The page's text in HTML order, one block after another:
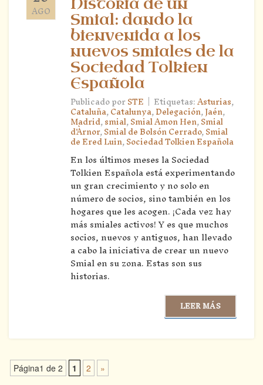
AGO
Historia de un
Smial: dando la
bienvenida a los
nuevos smiales de la
Sociedad Tolkien
Española
Publicado porSTE | Etiquetas:Asturias,
Cataluña,Catalunya,Delegación,Jaén,
Madrid,smial,Smial Amon Hen,Smial
d'Àrnor,Smial de Bolsón Cerrado,Smial
de Ered Luin,Sociedad Tolkien Española
En los últimos meses la Sociedad
Tolkien Española está experimentando
un gran crecimiento y no solo en
número de socios, sino también en los
hogares que les acogen. ¡Cada vez hay
más smiales activos! Y es que muchos
socios, nuevos y antiguos, han llevado
a cabo la iniciativa de crear un nuevo
Smial en su zona. Estas son sus
historias.
LEER MÁS
Página1 de 2 1 2 »